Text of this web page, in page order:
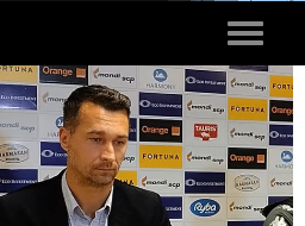
Toggle